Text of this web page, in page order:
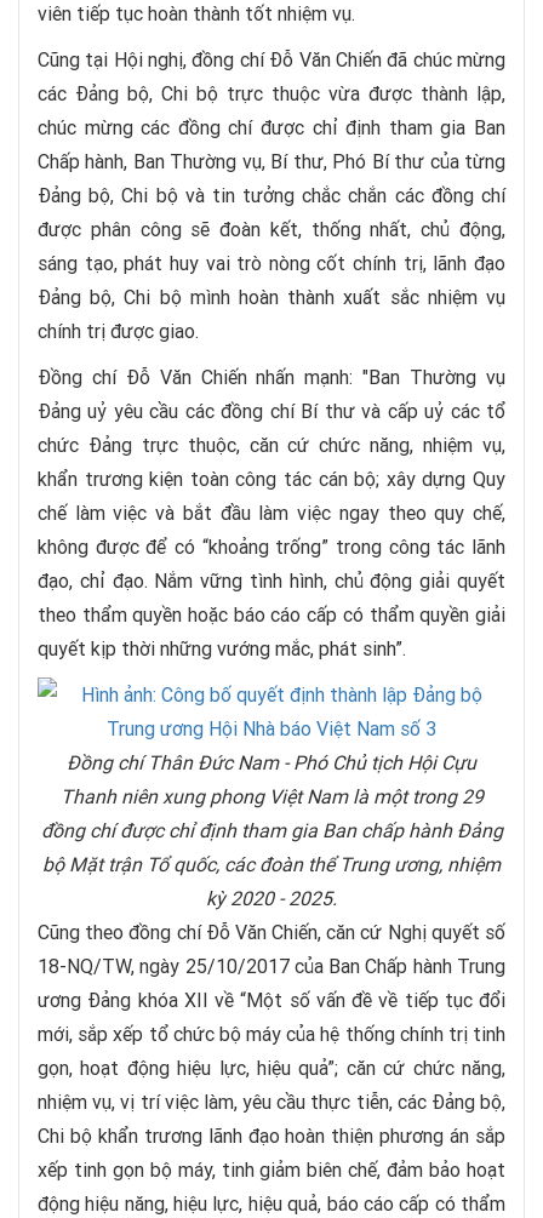
viên tiếp tục hoàn thành tốt nhiệm vụ.
Cũng tại Hội nghị, đồng chí Đỗ Văn Chiến đã chúc mừng
các Đảng bộ, Chi bộ trực thuộc vừa được thành lập,
chúc mừng các đồng chí được chỉ định tham gia Ban
Chấp hành, Ban Thường vụ, Bí thư, Phó Bí thư của từng
Đảng bộ, Chi bộ và tin tưởng chắc chắn các đồng chí
được phân công sẽ đoàn kết, thống nhất, chủ động,
sáng tạo, phát huy vai trò nòng cốt chính trị, lãnh đạo
Đảng bộ, Chi bộ mình hoàn thành xuất sắc nhiệm vụ
chính trị được giao.
Đồng chí Đỗ Văn Chiến nhấn mạnh: "Ban Thường vụ
Đảng uỷ yêu cầu các đồng chí Bí thư và cấp uỷ các tổ
chức Đảng trực thuộc, căn cứ chức năng, nhiệm vụ,
khẩn trương kiện toàn công tác cán bộ; xây dựng Quy
chế làm việc và bắt đầu làm việc ngay theo quy chế,
không được để có “khoảng trống” trong công tác lãnh
đạo, chỉ đạo. Nắm vững tình hình, chủ động giải quyết
theo thẩm quyền hoặc báo cáo cấp có thẩm quyền giải
quyết kịp thời những vướng mắc, phát sinh”.
Đồng chí Thân Đức Nam - Phó Chủ tịch Hội Cựu
Thanh niên xung phong Việt Nam là một trong 29
đồng chí được chỉ định tham gia Ban chấp hành Đảng
bộ Mặt trận Tổ quốc, các đoàn thể Trung ương, nhiệm
kỳ 2020 - 2025.
Cũng theo đồng chí Đỗ Văn Chiến, căn cứ Nghị quyết số
18-NQ/TW, ngày 25/10/2017 của Ban Chấp hành Trung
ương Đảng khóa XII về “Một số vấn đề về tiếp tục đổi
mới, sắp xếp tổ chức bộ máy của hệ thống chính trị tinh
gọn, hoạt động hiệu lực, hiệu quả”; căn cứ chức năng,
nhiệm vụ, vị trí việc làm, yêu cầu thực tiễn, các Đảng bộ,
Chi bộ khẩn trương lãnh đạo hoàn thiện phương án sắp
xếp tinh gọn bộ máy, tinh giảm biên chế, đảm bảo hoạt
động hiệu năng, hiệu lực, hiệu quả, báo cáo cấp có thẩm